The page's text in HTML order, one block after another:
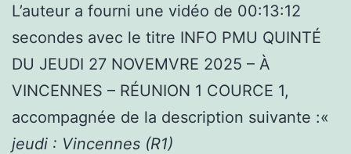
L’auteur a fourni une vidéo de 00:13:12
secondes avec le titre INFO PMU QUINTÉ
DU JEUDI 27 NOVEMVRE 2025 – À
VINCENNES – RÉUNION 1 COURCE 1,
accompagnée de la description suivante :«
jeudi : Vincennes (R1)